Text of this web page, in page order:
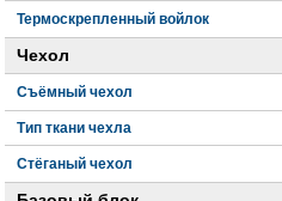
Термоскрепленный войлок
Чехол
Съёмный чехол
Тип ткани чехла
Стёганый чехол